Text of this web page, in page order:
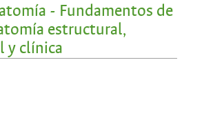
- Fundamentos de
estructural,
y clínica